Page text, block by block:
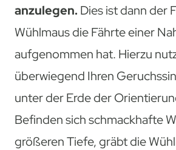
anzulegen. Dies ist dann der
Wühlmaus die Fährte einer
aufgenommen hat. Hierzu
überwiegend Ihren
unter der Erde der
Befinden sich schmackhafte
größeren Tiefe, gräbt die